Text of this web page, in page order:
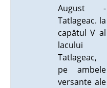
August -
Tatlageac. la
capătul V al
lacului
Tatlageac,
pe ambele
versante ale